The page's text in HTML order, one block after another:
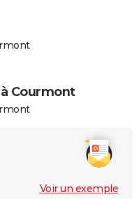
Courmont
Voir un exemple